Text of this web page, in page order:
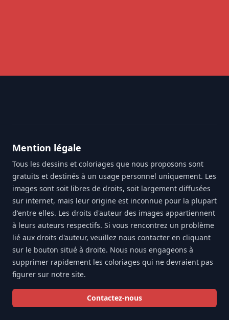
Mention légale
Tous les dessins et coloriages que nous proposons sont
gratuits et destinés à un usage personnel uniquement. Les
images sont soit libres de droits, soit largement diffusées
sur internet, mais leur origine est inconnue pour la plupart
d'entre elles. Les droits d'auteur des images appartiennent
à leurs auteurs respectifs. Si vous rencontrez un problème
lié aux droits d'auteur, veuillez nous contacter en cliquant
sur le bouton situé à droite. Nous nous engageons à
supprimer rapidement les coloriages qui ne devraient pas
figurer sur notre site.
Contactez-nous